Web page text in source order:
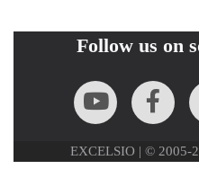
Follow us on
EXCELSIO | © 2005-